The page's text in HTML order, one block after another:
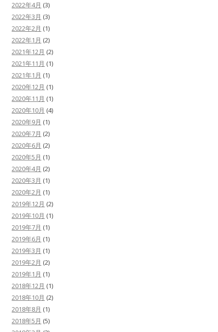
2022年4月 (3)
2022年3月 (3)
2022年2月 (1)
2022年1月 (2)
2021年12月 (2)
2021年11月 (1)
2021年1月 (1)
2020年12月 (1)
2020年11月 (1)
2020年10月 (4)
2020年9月 (1)
2020年7月 (2)
2020年6月 (2)
2020年5月 (1)
2020年4月 (2)
2020年3月 (1)
2020年2月 (1)
2019年12月 (2)
2019年10月 (1)
2019年7月 (1)
2019年6月 (1)
2019年3月 (1)
2019年2月 (2)
2019年1月 (1)
2018年12月 (1)
2018年10月 (2)
2018年8月 (1)
2018年5月 (5)